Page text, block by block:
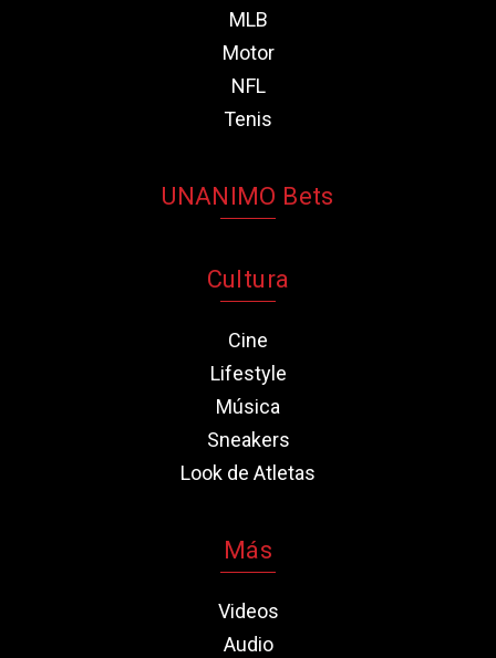
MLB
Motor
NFL
Tenis
UNANIMO Bets
Cultura
Cine
Lifestyle
Música
Sneakers
Look de Atletas
Más
Videos
Audio